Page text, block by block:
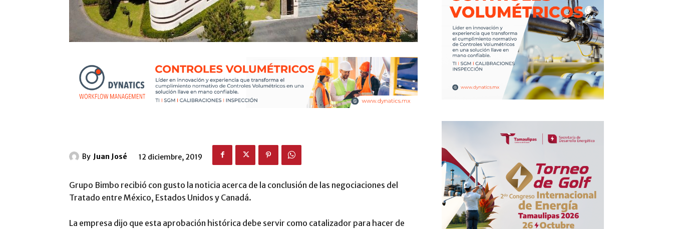
By Juan José 12 diciembre, 2019
Grupo Bimbo recibió con gusto la noticia acerca de la conclusión de las negociaciones del
Tratado entre México, Estados Unidos y Canadá.
La empresa dijo que esta aprobación histórica debe servir como catalizador para hacer de